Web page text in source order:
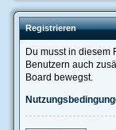
Registrieren
Du musst in diesem
Benutzern auch
Board bewegst.